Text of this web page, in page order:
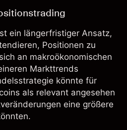
ein längerfristiger Ansatz,
Positionen zu
an makroökonomischen
Markttrends
könnte für
als relevant angesehen
eine größere